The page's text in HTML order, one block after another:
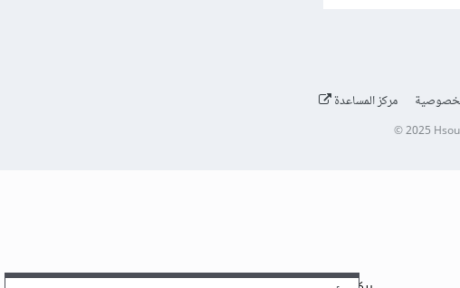
مركز المساعدة
© 2025